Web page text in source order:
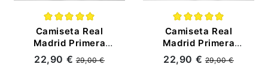
Camiseta Real
Madrid Primera
Equipación Retro
1988/90 Blanco
22,90 €29,00 €
Camiseta Real
Madrid Primera
Equipación Retro
2020/21 Blanco
22,90 €29,00 €